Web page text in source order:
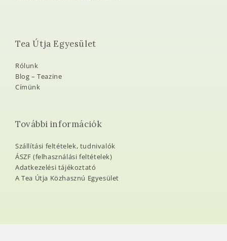
Tea Útja Egyesület
Rólunk
Blog – Teazine
Címünk
További információk
Szállítási feltételek, tudnivalók
ÁSZF (felhasználási feltételek)
Adatkezelési tájékoztató
A Tea Útja Közhasznú Egyesület